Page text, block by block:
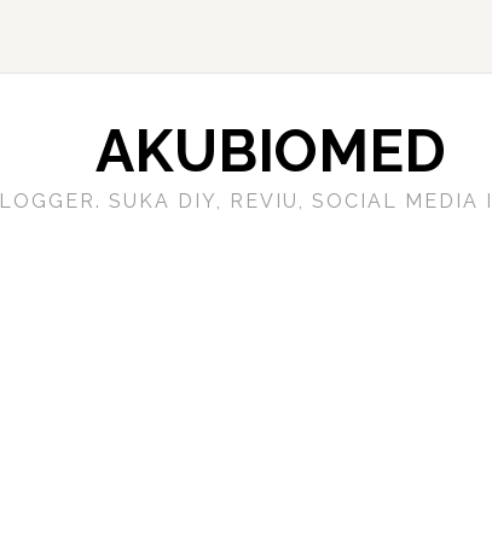
AKUBIOMED
SUKA DIY, REVIU, SOCIAL MEDIA